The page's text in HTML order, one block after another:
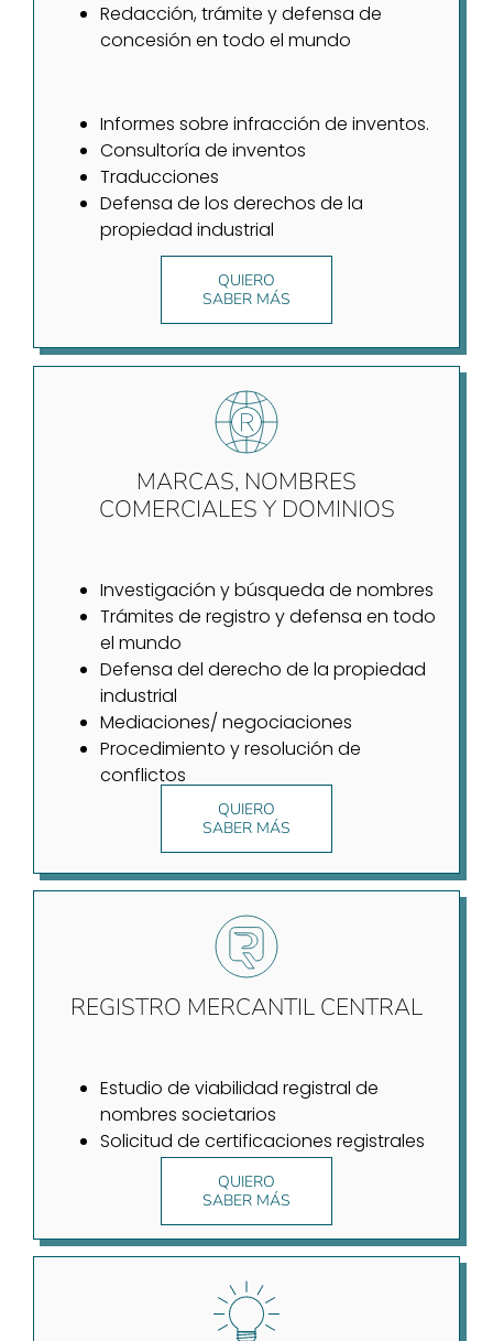
Redacción, trámite y defensa de
concesión en todo el mundo
Informes sobre infracción de inventos.
Consultoría de inventos
Traducciones
Defensa de los derechos de la
propiedad industrial
QUIERO
SABER MÁS
MARCAS, NOMBRES
COMERCIALES Y DOMINIOS
Investigación y búsqueda de nombres
Trámites de registro y defensa en todo
el mundo
Defensa del derecho de la propiedad
industrial
Mediaciones/ negociaciones
Procedimiento y resolución de
conflictos
QUIERO
SABER MÁS
REGISTRO MERCANTIL CENTRAL
Estudio de viabilidad registral de
nombres societarios
Solicitud de certificaciones registrales
QUIERO
SABER MÁS